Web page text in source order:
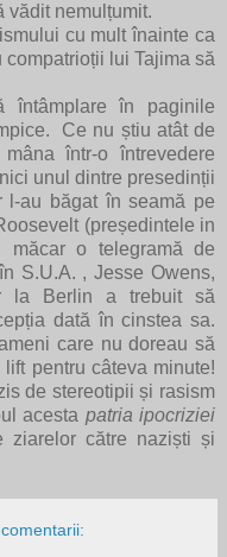
vădit nemulțumit.
cu mult înainte ca
lui Tajima să
întâmplare în paginile
Ce nu știu atât de
într-o întrevedere
unul dintre presedinții
l-au băgat în seamă pe
(președintele in
o telegramă de
S.U.A. , Jesse Owens,
la Berlin a trebuit să
dată în cinstea sa.
care nu doreau să
pentru câteva minute!
de stereotipii și rasism
acesta patria ipocriziei
ziarelor către naziști și